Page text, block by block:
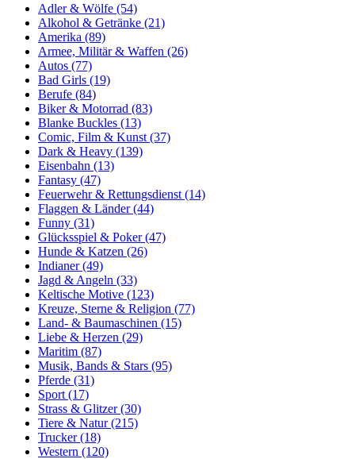
Adler & Wölfe (54)
Alkohol & Getränke (21)
Amerika (89)
Armee, Militär & Waffen (26)
Autos (77)
Bad Girls (19)
Berufe (84)
Biker & Motorrad (83)
Blanke Buckles (13)
Comic, Film & Kunst (37)
Dark & Heavy (139)
Eisenbahn (13)
Fantasy (47)
Feuerwehr & Rettungsdienst (14)
Flaggen & Länder (44)
Funny (31)
Glücksspiel & Poker (47)
Hunde & Katzen (26)
Indianer (49)
Jagd & Angeln (33)
Keltische Motive (123)
Kreuze, Sterne & Religion (77)
Land- & Baumaschinen (15)
Liebe & Herzen (29)
Maritim (87)
Musik, Bands & Stars (95)
Pferde (31)
Sport (17)
Strass & Glitzer (30)
Tiere & Natur (215)
Trucker (18)
Western (120)